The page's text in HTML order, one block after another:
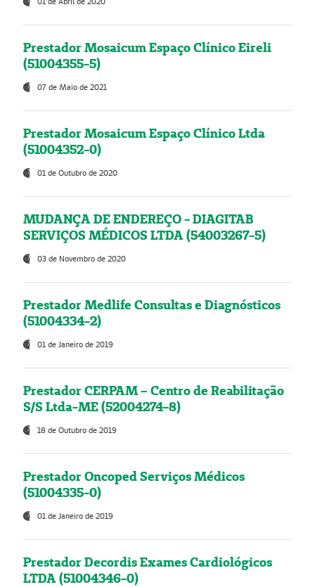
Prestador Mosaicum Espaço Clínico Eireli
(51004355-5)
07 de Maio de 2021
Prestador Mosaicum Espaço Clínico Ltda
(51004352-0)
01 de Outubro de 2020
MUDANÇA DE ENDEREÇO - DIAGITAB
SERVIÇOS MÉDICOS LTDA (54003267-5)
03 de Novembro de 2020
Prestador Medlife Consultas e Diagnósticos
(51004334-2)
01 de Janeiro de 2019
Prestador CERPAM – Centro de Reabilitação
S/S Ltda-ME (52004274-8)
18 de Outubro de 2019
Prestador Oncoped Serviços Médicos
(51004335-0)
01 de Janeiro de 2019
Prestador Decordis Exames Cardiológicos
LTDA (51004346-0)